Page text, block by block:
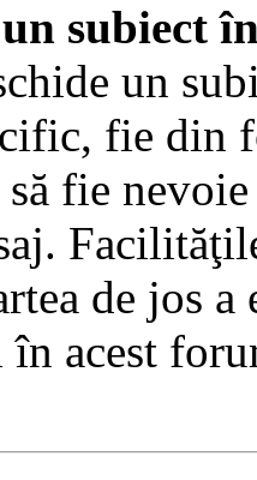
subiect
un
fie din
fie
de jos
în acest